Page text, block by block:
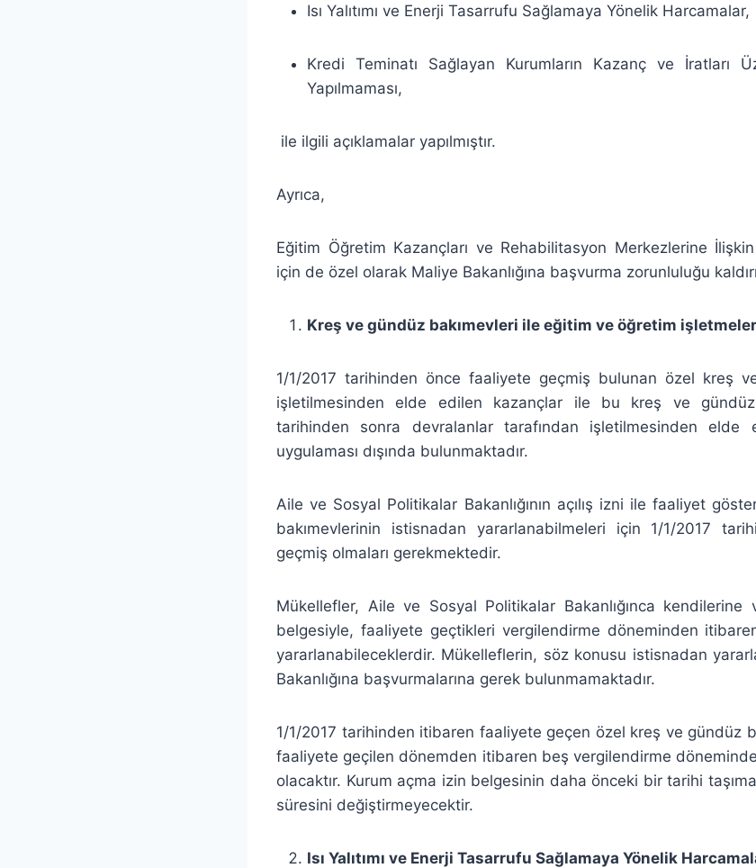
Isı Yalıtımı ve Enerji Tasarrufu Sağlamaya Yönelik Harcamalar,
Kredi Teminatı Sağlayan Kurumların Kazanç ve İratları
Yapılmaması,
ile ilgili açıklamalar yapılmıştır.
Ayrıca,
Eğitim Öğretim Kazançları ve Rehabilitasyon Merkezlerine
için de özel olarak Maliye Bakanlığına başvurma zorunluluğu
Kreş ve gündüz bakımevleri ile eğitim ve öğretim
1/1/2017 tarihinden önce faaliyete geçmiş bulunan özel kreş
işletilmesinden elde edilen kazançlar ile bu kreş ve gündüz
tarihinden sonra devralanlar tarafından işletilmesinden elde
uygulaması dışında bulunmaktadır.
Aile ve Sosyal Politikalar Bakanlığının açılış izni ile faaliyet
bakımevlerinin istisnadan yararlanabilmeleri için 1/1/2017
geçmiş olmaları gerekmektedir.
Mükellefler, Aile ve Sosyal Politikalar Bakanlığınca
belgesiyle, faaliyete geçtikleri vergilendirme döneminden
yararlanabileceklerdir. Mükelleflerin, söz konusu istisnadan
Bakanlığına başvurmalarına gerek bulunmamaktadır.
1/1/2017 tarihinden itibaren faaliyete geçen özel kreş ve gündüz
faaliyete geçilen dönemden itibaren beş vergilendirme
olacaktır. Kurum açma izin belgesinin daha önceki bir tarihi
süresini değiştirmeyecektir.
Isı Yalıtımı ve Enerji Tasarrufu Sağlamaya Yönelik